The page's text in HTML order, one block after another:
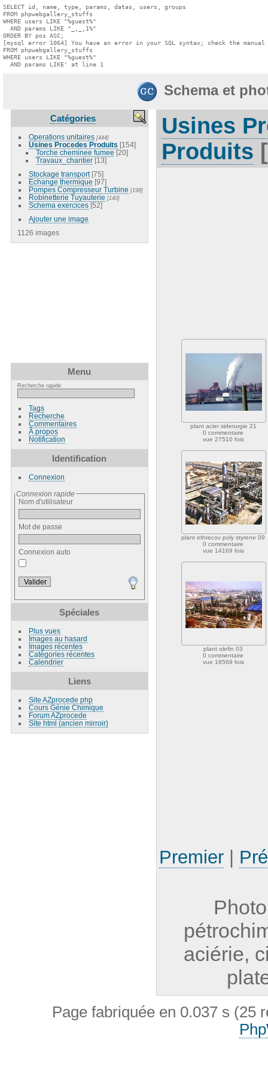
SELECT id, name, type, params, datas, users, groups
FROM phpwebgallery_stuffs
WHERE users LIKE "%guest%"
  AND params LIKE "_,_,1%"
ORDER BY pos ASC;
[mysql error 1064] You have an error in your SQL syntax; check the
FROM phpwebgallery_stuffs
WHERE users LIKE "%guest%"
  AND params LIKE' at line 1
Schema et
Catégories
Operations unitaires [444]
Usines Procedes Produits [154]
Torche cheminee fumee [20]
Travaux_chantier [13]
Stockage transport [75]
Echange thermique [97]
Pompes Compresseur Turbine [198]
Robinetterie Tuyauterie [140]
Schema exercices [52]
Ajouter une image
1126 images
Menu
Recherche rapide
Tags
Recherche
Commentaires
À propos
Notification
Identification
Connexion
Connexion rapide
Nom d'utilisateur
Mot de passe
Connexion auto
Spéciales
Plus vues
Images au hasard
Images récentes
Catégories récentes
Calendrier
Liens
Site AZprocede php
Cours Génie Chimique
Forum AZprocede
Site html (ancien mirroir)
Usines
Produits
plant acier siderurgie 21
0 commentaire
vue 27510 fois
plant ethrecov poly styrene 09
0 commentaire
vue 14169 fois
plant olefin 03
0 commentaire
vue 16569 fois
Premier
aciérie,
Page fabriquée en 0.037 s (25
Php